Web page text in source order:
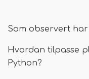
Som observert
Hvordan tilpasse
Python?